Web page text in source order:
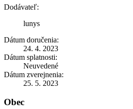
Dodávateľ:
lunys
Dátum doručenia:
24. 4. 2023
Dátum splatnosti:
Neuvedené
Dátum zverejnenia:
25. 5. 2023
Obec